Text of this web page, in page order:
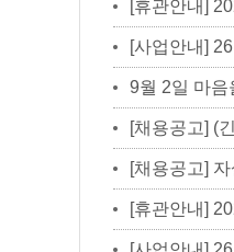
[휴관안내]
[사업안내]
9월 2일 마음
[채용공고] (
[채용공고]
[휴관안내]